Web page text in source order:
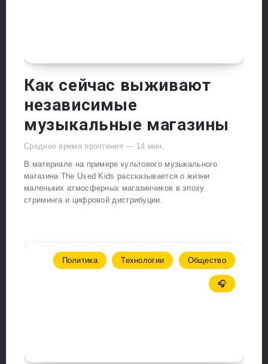
Как сейчас выживают
независимые
музыкальные магазины
Среднее время прочтения — 14 мин.
В материале на примере культового музыкального
магазина The Used Kids рассказывается о жизни
маленьких атмосферных магазинчиков в эпоху
стриминга и цифровой дистрибуции.
Политика Технологии Общество
🎧